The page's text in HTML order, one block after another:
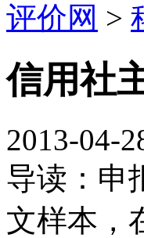
评价网 >
信用社
2013-04-
导读：申
文样本，